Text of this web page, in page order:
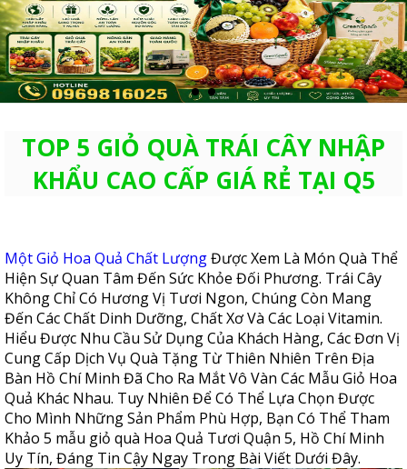
TOP 5 GIỎ QUÀ TRÁI CÂY NHẬP
KHẨU CAO CẤP GIÁ RẺ TẠI Q5
Một Giỏ Hoa Quả Chất LượngĐược Xem Là Món Quà Thể
Hiện Sự Quan Tâm Đến Sức Khỏe Đối Phương. Trái Cây
Không Chỉ Có Hương Vị Tươi Ngon, Chúng Còn Mang
Đến Các Chất Dinh Dưỡng, Chất Xơ Và Các Loại Vitamin.
Hiểu Được Nhu Cầu Sử Dụng Của Khách Hàng, Các Đơn Vị
Cung Cấp Dịch Vụ Quà Tặng Từ Thiên Nhiên Trên Địa
Bàn Hồ Chí Minh Đã Cho Ra Mắt Vô Vàn Các Mẫu Giỏ Hoa
Quả Khác Nhau. Tuy Nhiên Để Có Thể Lựa Chọn Được
Cho Mình Những Sản Phẩm Phù Hợp, Bạn Có Thể Tham
Khảo 5 mẫu giỏ quà Hoa Quả Tươi Quận 5, Hồ Chí Minh
Uy Tín, Đáng Tin Cậy Ngay Trong Bài Viết Dưới Đây.